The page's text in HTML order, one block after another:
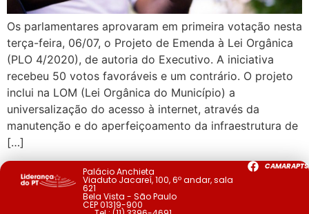
Os parlamentares aprovaram em primeira votação nesta
terça-feira, 06/07, o Projeto de Emenda à Lei Orgânica
(PLO 4/2020), de autoria do Executivo. A iniciativa
recebeu 50 votos favoráveis e um contrário. O projeto
inclui na LOM (Lei Orgânica do Município) a
universalização do acesso à internet, através da
manutenção e do aperfeiçoamento da infraestrutura de
[…]
Palácio Anchieta
Viaduto Jacareí, 100, 6º andar, sala
621
Bela Vista - São Paulo
CEP 01319-900